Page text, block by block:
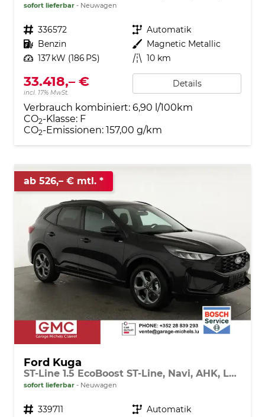
sofort lieferbar Neuwagen
Fahrzeugnr. 336572 Getriebe Automatik
Kraftstoff Benzin Außenfarbe Magnetic Metallic
Leistung 137 kW (186 PS) Kilometerstand 10 km
33.418,– €
incl. 17% MwSt.
Details
Verbrauch kombiniert: 6,90 l/100km
CO2-Klasse: F
CO2-Emissionen: 157,00 g/km
ab 526,– € mtl.
Ford Kuga
ST-Line 1.5 EcoBoost ST-Line, Navi, AHK, LED, Kamera, Winter, FS beheizbar, 5 J.-Garantie
sofort lieferbar Neuwagen
Fahrzeugnr. 339711 Getriebe Automatik